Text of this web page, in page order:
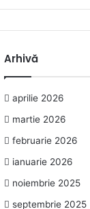
Arhivă
aprilie 2026
martie 2026
februarie 2026
ianuarie 2026
noiembrie 2025
septembrie 2025